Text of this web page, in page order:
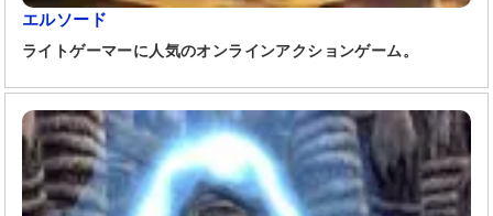
エルソード
ライトゲーマーに人気のオンラインアクションゲーム。